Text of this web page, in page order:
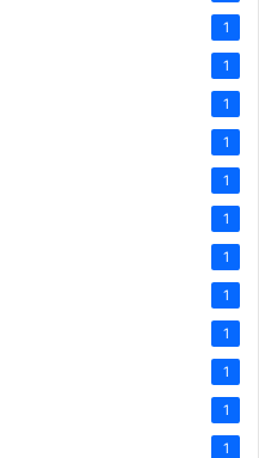
1
1
1
1
1
1
1
1
1
1
1
1